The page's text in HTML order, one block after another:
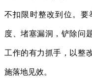
不扣限时整改到位。要
度、堵塞漏洞，铲除问
工作的有力抓手，以整
施落地见效。